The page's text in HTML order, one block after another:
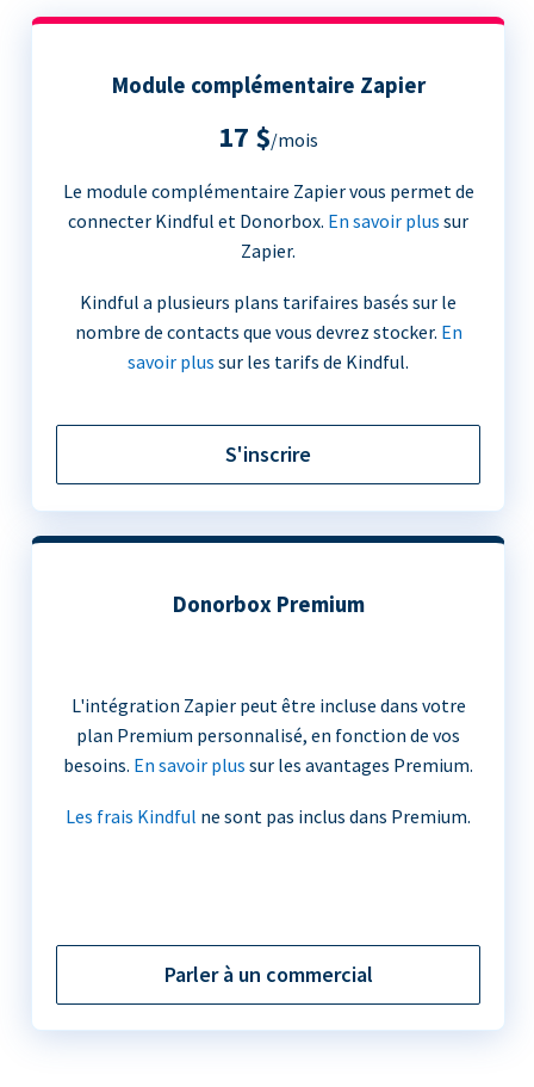
Module complémentaire Zapier
17 $/mois
Le module complémentaire Zapier vous permet de
connecter Kindful et Donorbox. En savoir plus sur
Zapier.
Kindful a plusieurs plans tarifaires basés sur le
nombre de contacts que vous devrez stocker. En
savoir plus sur les tarifs de Kindful.
S'inscrire
Donorbox Premium
L'intégration Zapier peut être incluse dans votre
plan Premium personnalisé, en fonction de vos
besoins. En savoir plus sur les avantages Premium.
Les frais Kindful ne sont pas inclus dans Premium.
Parler à un commercial